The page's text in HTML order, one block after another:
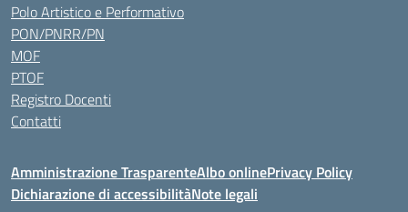
Polo Artistico e Performativo
PON/PNRR/PN
MOF
PTOF
Registro Docenti
Contatti
Amministrazione TrasparenteAlbo onlinePrivacy Policy
Dichiarazione di accessibilitàNote legali